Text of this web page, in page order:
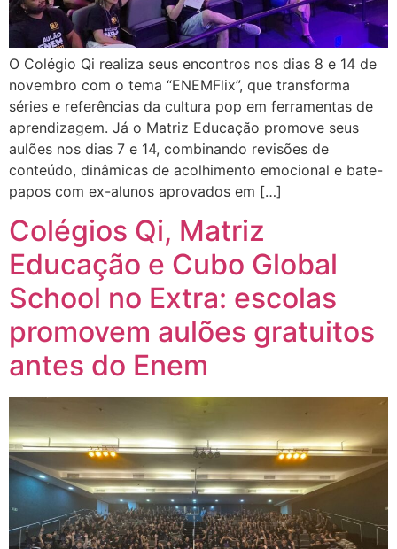
O Colégio Qi realiza seus encontros nos dias 8 e 14 de
novembro com o tema “ENEMFlix”, que transforma
séries e referências da cultura pop em ferramentas de
aprendizagem. Já o Matriz Educação promove seus
aulões nos dias 7 e 14, combinando revisões de
conteúdo, dinâmicas de acolhimento emocional e bate-
papos com ex-alunos aprovados em […]
Colégios Qi, Matriz
Educação e Cubo Global
School no Extra: escolas
promovem aulões gratuitos
antes do Enem